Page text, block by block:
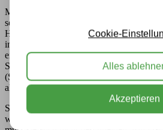
Möchten Sie weniger Zeit für die
so wenig wie möglich betreten? Oder
Hauses, Ihrer Scheune oder Ihrer
intensiven Dachbegrünung nicht tragen?
ein extensives Gründach wie ein
Sedumdach ist ein Gründach, dessen
(Sukkulenten) besteht. Sukkulenten sind
alle Witterungsbedingungen und
Sie brauchen daher auch in
werden. Zwischen Sukkulenten wächst
Cookie-
Alles
Akzeptieren